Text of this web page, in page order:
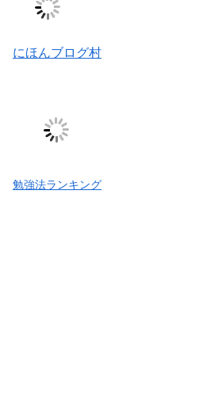
にほんブログ村
勉強法ランキング